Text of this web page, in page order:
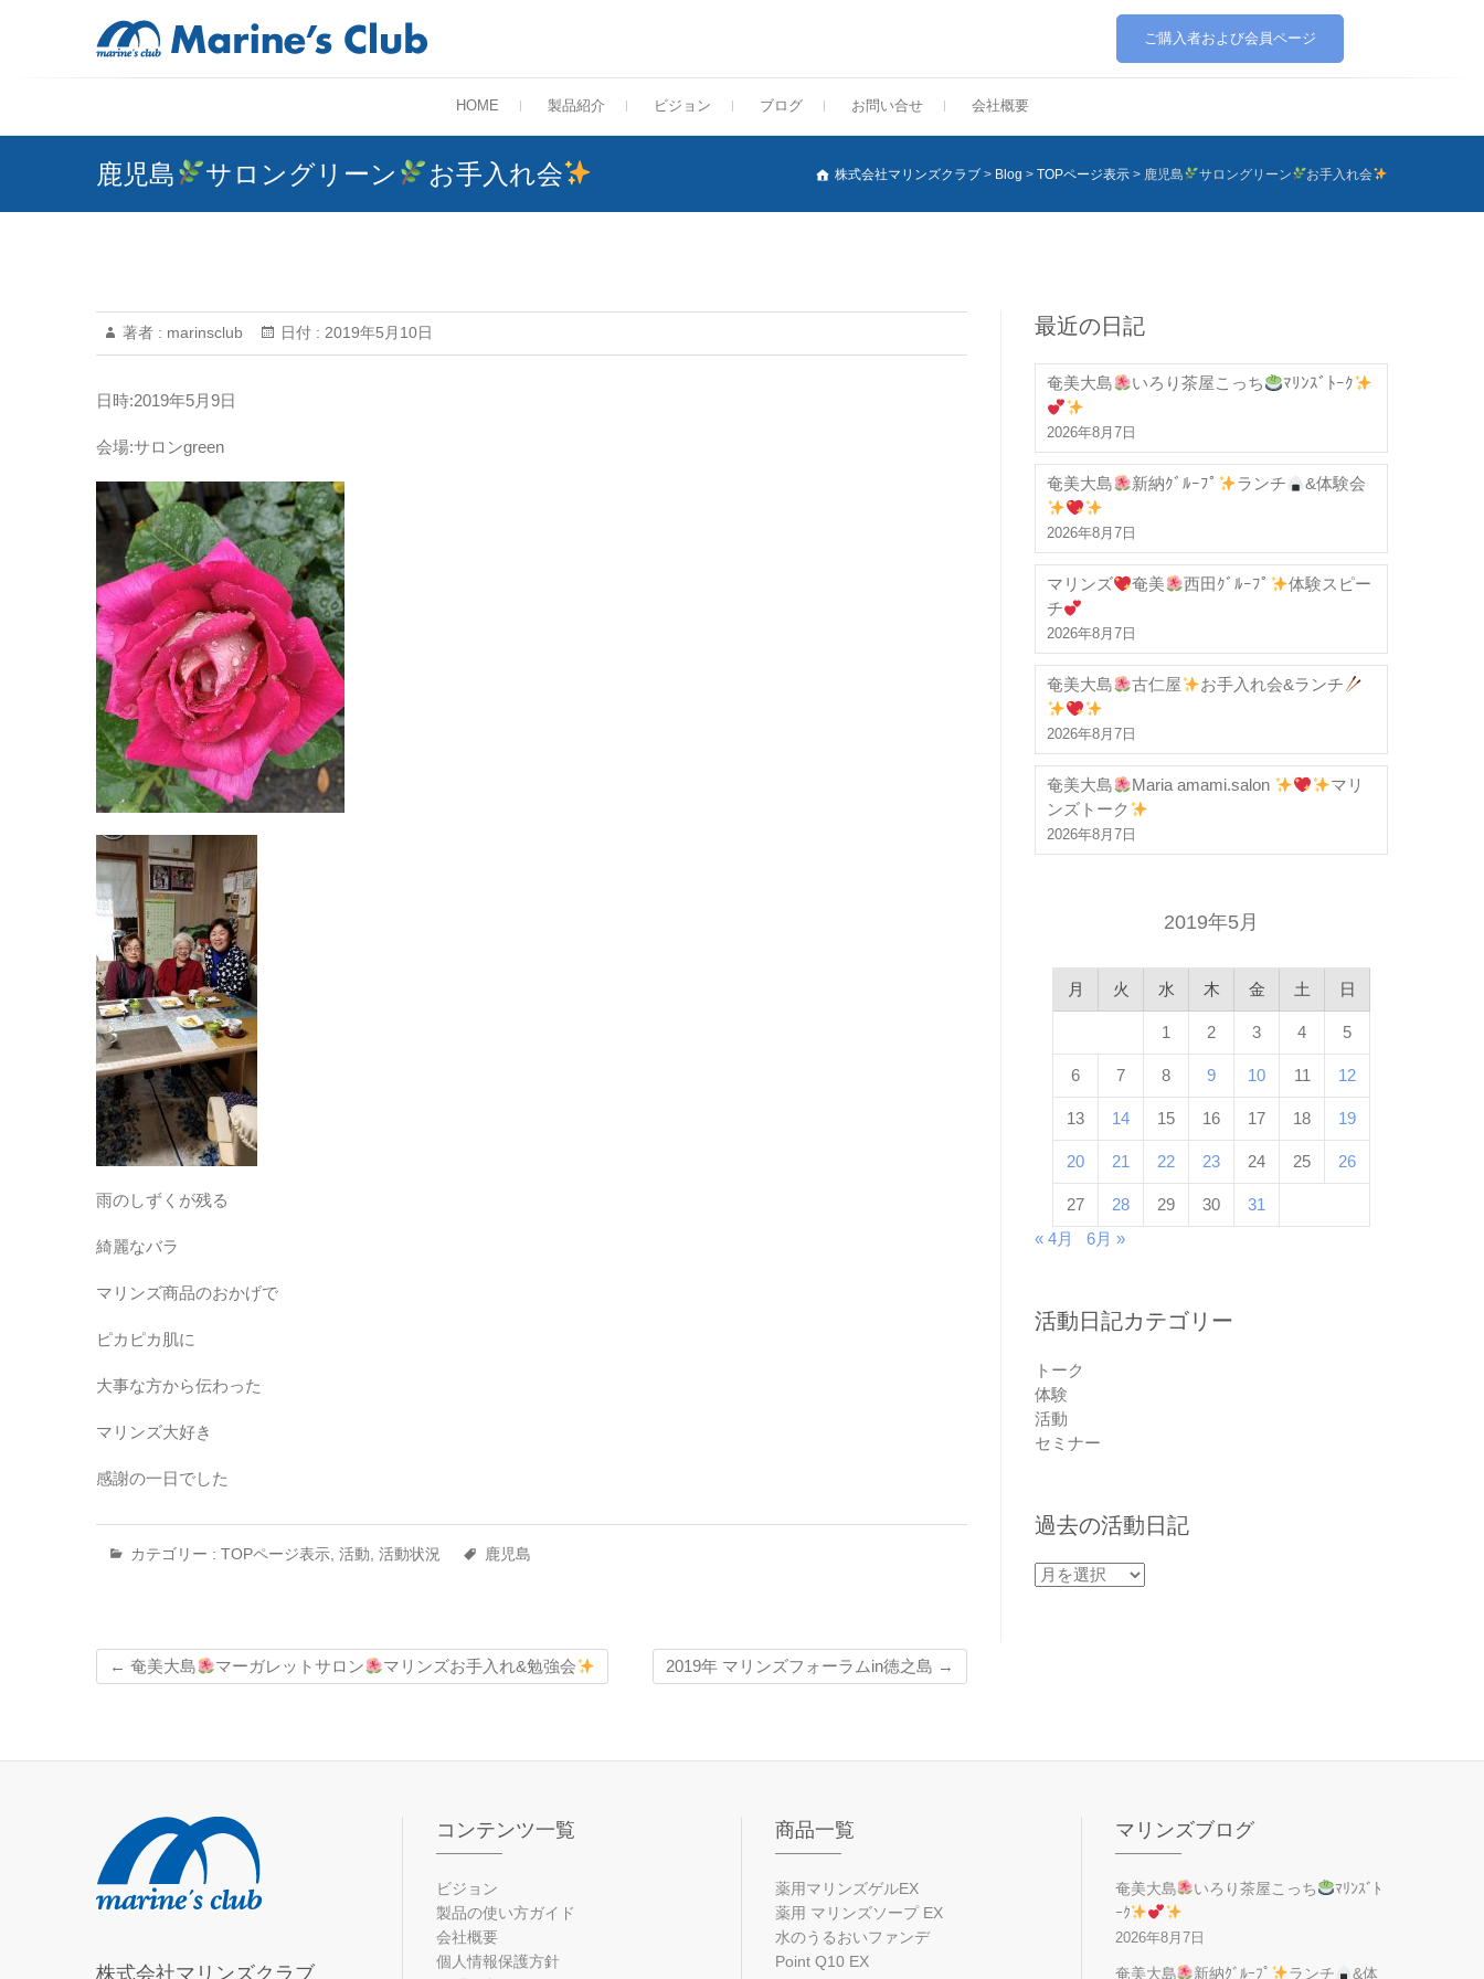
ご購入者および会員ページ
HOME 製品紹介 ビジョン ブログ お問い合せ 会社概要
鹿児島 サロングリーン お手入れ会 株式会社マリンズクラブ > Blog >TOPページ表示 > 鹿児島 サロングリーン お手入れ会
著者 : marinsclub 日付 : 2019年5月10日
日時:2019年5月9日
会場:サロンgreen
雨のしずくが残る
綺麗なバラ
マリンズ商品のおかげで
ピカピカ肌に
大事な方から伝わった
マリンズ大好き
感謝の一日でした
カテゴリー : TOPページ表示 活動 活動状況 鹿児島
← 奄美大島 マーガレットサロン マリンズお手入れ&勉強会 2019年 マリンズフォーラムin徳之島 →
最近の日記
奄美大島 いろり茶屋こっち ﾏﾘﾝｽﾞﾄｰｸ
2026年8月7日
奄美大島 新納ｸﾞﾙｰﾌﾟ ランチ &体験会
2026年8月7日
マリンズ 奄美 西田ｸﾞﾙｰﾌﾟ
体験スピー
チ
2026年8月7日
奄美大島 古仁屋 お手入れ会&ランチ
2026年8月7日
奄美大島 Maria amami.salon
マリ
ンズトーク
2026年8月7日
2019年5月
月 火 水 木 金 土 日
1 2 3 4 5
6 7 8 9 10 11 12
13 14 15 16 17 18 19
20 21 22 23 24 25 26
27 28 29 30
31
« 4月
6月 »
活動日記カテゴリー
トーク
体験
活動
セミナー
過去の活動日記
過
株式会社マリンズクラブ
コンテンツ一覧
ビジョン
製品の使い方ガイド
会社概要
個人情報保護方針
商品一覧
薬用マリンズゲルEX
薬用 マリンズソープ EX
水のうるおいファンデ
Point Q10 EX
マリンズブログ
奄美大島 いろり茶屋こっち
ﾏﾘﾝｽﾞﾄ
ｰｸ
2026年8月7日
奄美大島 新納ｸﾞﾙｰﾌﾟ ランチ &体